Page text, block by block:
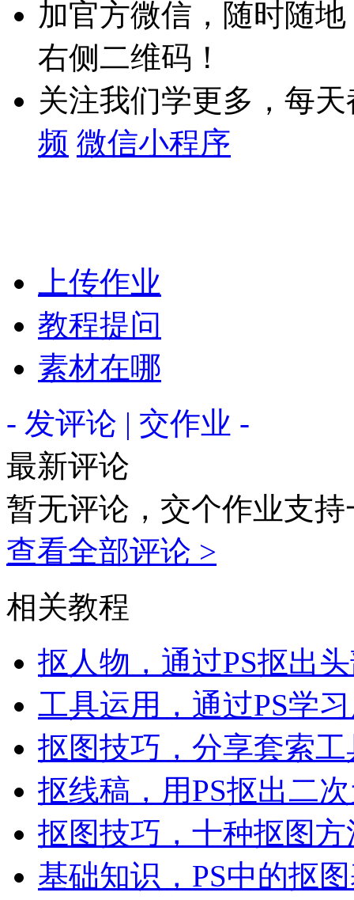
加官方微信，随时随
右侧二维码！
关注我们学更多，每
频 微信小程序
上传作业
教程提问
素材在哪
- 发评论 | 交作业 -
最新评论
暂无评论，交个作业支持
查看全部评论 >
相关教程
抠人物，通过PS抠出
工具运用，通过PS学
抠图技巧，分享套索
抠线稿，用PS抠出二
抠图技巧，十种抠图
基础知识，PS中的抠